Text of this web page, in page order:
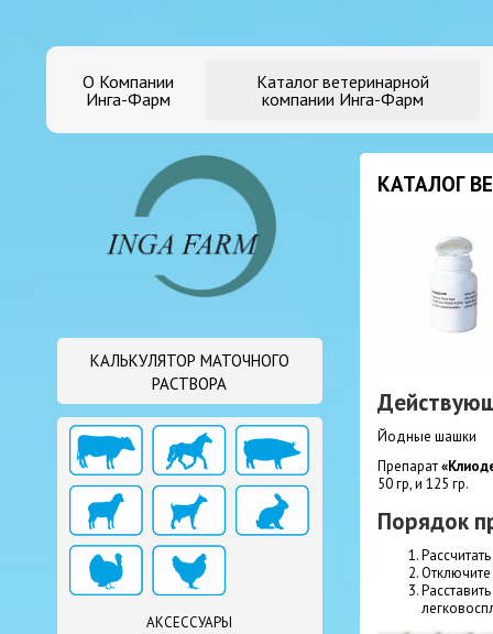
О Компании
Инга-Фарм
Каталог ветеринарной
компании Инга-Фарм
КАЛЬКУЛЯТОР МАТОЧНОГО
РАСТВОРА
АКСЕССУАРЫ
КАТАЛОГ
Йодные шашки
Препарат
50 гр, и 125 гр.
Порядок